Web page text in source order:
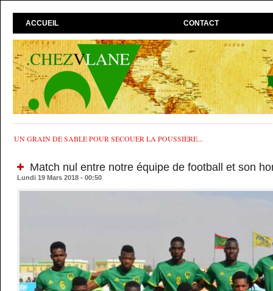
ACCUEIL CONTACT
UN GRAIN DE SABLE POUR SECOUER LA POUSSIÈRE...
Match nul entre notre équipe de football et son
Lundi 19 Mars 2018 - 00:50